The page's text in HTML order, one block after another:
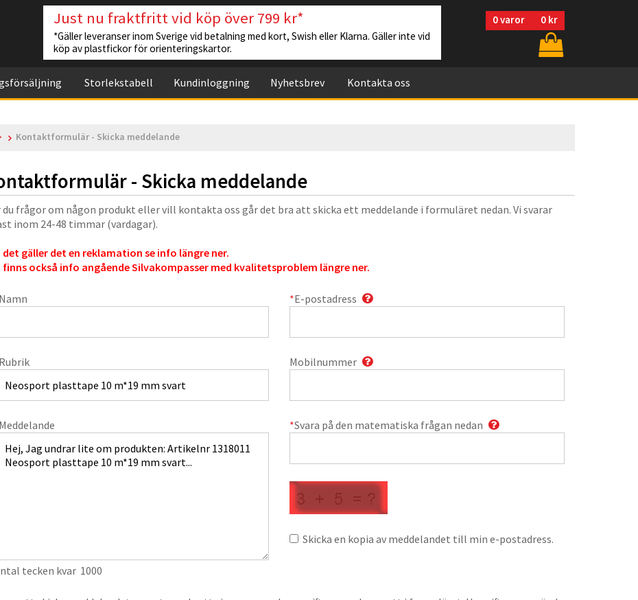
0varor 0 kr
Just nu fraktfritt vid köp över 799 kr*
*Gäller leveranser inom Sverige vid betalning med kort, Swish eller Klarna. Gäller inte vid
köp av plastfickor för orienteringskartor.
Storlekstabell Kundinloggning Nyhetsbrev Kontakta oss
Kontaktformulär - Skicka meddelande
- Skicka meddelande
du frågor om någon produkt eller vill kontakta oss går det bra att skicka ett meddelande i formuläret nedan. Vi svarar
inom 24-48 timmar (vardagar).
det gäller det en reklamation se info längre ner.
finns också info angående Silvakompasser med kvalitetsproblem längre ner.
Namn *E-postadress
Rubrik Mobilnummer
Meddelande
tecken kvar 1000
*Svara på den matematiska frågan nedan
Skicka en kopia av meddelandet till min e-postadress.